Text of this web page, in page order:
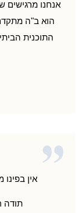
אנחנו מרגישים
הוא ב"ה
התוכנית
אין
תודה